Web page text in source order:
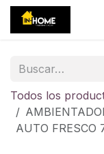
Ir al contenido
Todos los
AUTO FRESCO